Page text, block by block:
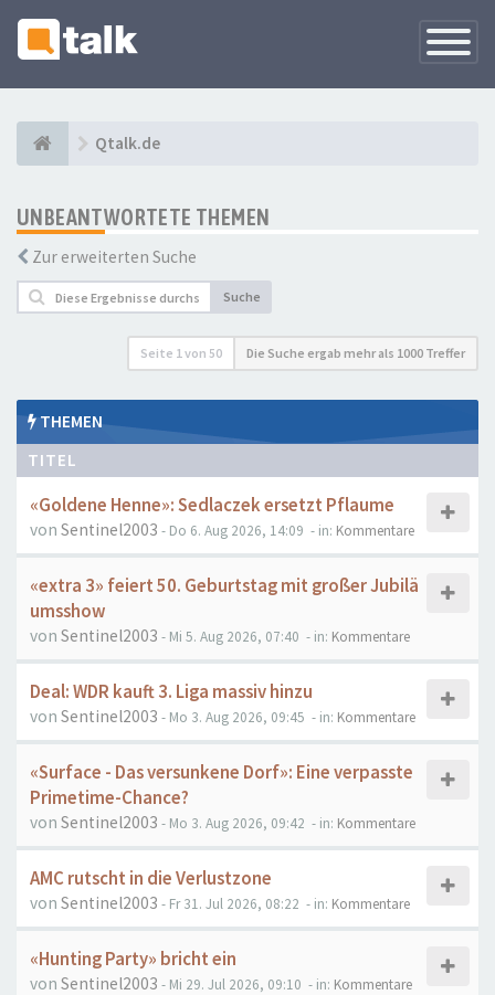
Qtalk.de
UNBEANTWORTETE THEMEN
Zur erweiterten Suche
Suche
Seite 1von 50 Die Suche ergab mehr als 1000 Treffer
THEMEN
TITEL
«Goldene Henne»: Sedlaczek ersetzt Pflaume
von Sentinel2003 - Do 6. Aug 2026, 14:09 - in: Kommentare
«extra 3» feiert 50. Geburtstag mit großer Jubilä
umsshow
von Sentinel2003 - Mi 5. Aug 2026, 07:40 - in: Kommentare
Deal: WDR kauft 3. Liga massiv hinzu
von Sentinel2003 - Mo 3. Aug 2026, 09:45 - in: Kommentare
«Surface - Das versunkene Dorf»: Eine verpasste
Primetime-Chance?
von Sentinel2003 - Mo 3. Aug 2026, 09:42 - in: Kommentare
AMC rutscht in die Verlustzone
von Sentinel2003 - Fr 31. Jul 2026, 08:22 - in: Kommentare
«Hunting Party» bricht ein
von Sentinel2003 - Mi 29. Jul 2026, 09:10 - in: Kommentare